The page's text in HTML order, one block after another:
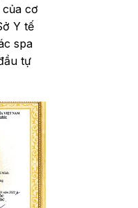
cơ
Y tế
spa
tự